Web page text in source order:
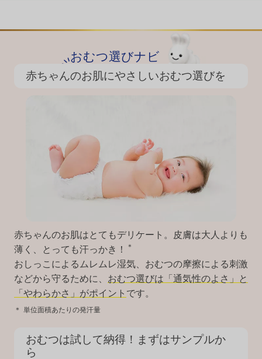
おむつ選びナビ
赤ちゃんのお肌にやさしいおむつ選びを
赤ちゃんのお肌はとてもデリケート。皮膚は大人よりも
薄く、とっても汗っかき！
＊
おしっこによるムレムレ湿気、おむつの摩擦による刺激
などから守るために、 おむつ選びは「通気性のよさ」と
「やわらかさ」がポイント です。
＊ 単位面積あたりの発汗量
おむつは試して納得！まずはサンプルか
ら